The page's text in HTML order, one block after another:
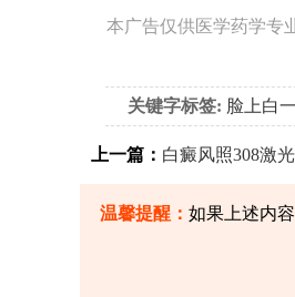
本广告仅供医学药学专
关键字标签: 脸上白
上一篇： 白癜风照308激
温馨提醒：如果上述内